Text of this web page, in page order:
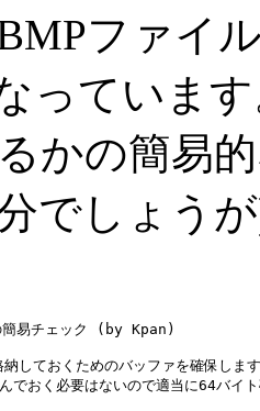
ファイ
っていま
かの簡易
でしょう